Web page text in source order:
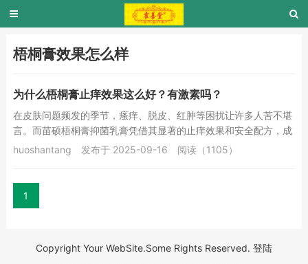
梧桐膏效果怎么样
为什么梧桐膏止痒效果这么好？有激素吗？
在皮肤问题频发的季节，瘙痒、脱皮、红肿等困扰让许多人苦不堪
言。而苗硕梧桐膏抑菌乳膏凭借其显著的止痒效果和安全配方，成
为众多消费者的“家中常备神器”。它究竟为何如...
huoshantang 发布于 2025-09-16 阅读（1105）
1
Copyright Your WebSite.Some Rights Reserved. 登陆